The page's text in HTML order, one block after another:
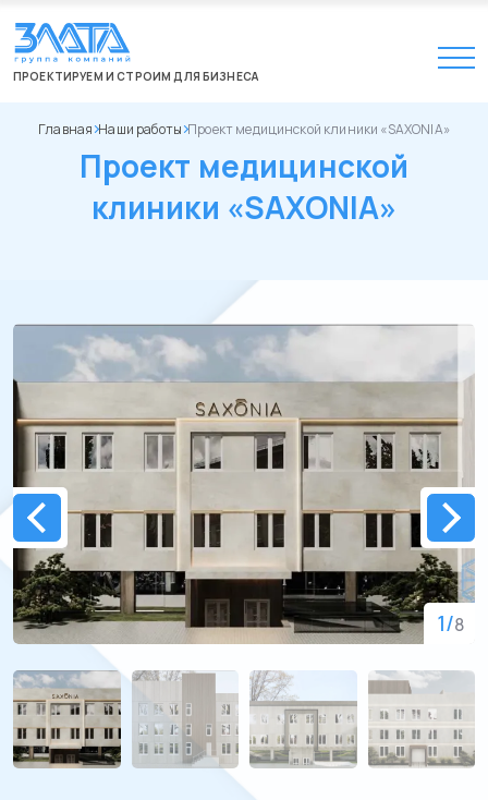
ПРОЕКТИРУЕМ И СТРОИМ ДЛЯ БИЗНЕСА
Главная Наши работы Проект медицинской клиники «SAXONIA»
Проект медицинской
клиники «SAXONIA»
1/8